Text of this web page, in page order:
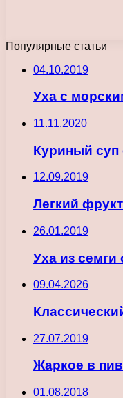
Популярные статьи
04.10.2019
Уха с
11.11.2020
Куриный суп
12.09.2019
Легкий
26.01.2019
Уха из семги
09.04.2026
27.07.2019
Жаркое в
01.08.2018